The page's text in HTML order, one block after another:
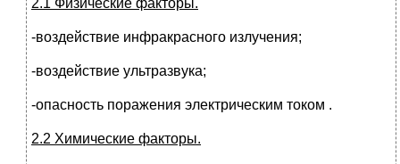
2.1 Физические факторы.
-воздействие инфракрасного излучения;
-воздействие ультразвука;
-опасность поражения электрическим током .
2.2 Химические факторы.